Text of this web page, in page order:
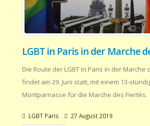
LGBT in Paris in der Marche
Die Route der LGBT in Paris in der Marche
findet am 29. Juni statt, mit einem 13-
Montparnasse für die Marche des Fiertés.
LGBT Paris 27 August 2019